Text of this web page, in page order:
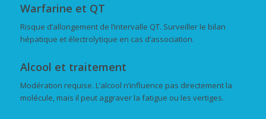
Warfarine et QT
Risque d’allongement de l’intervalle QT. Surveiller le bilan
hépatique et électrolytique en cas d’association.
Alcool et traitement
Modération requise. L’alcool n’influence pas directement la
molécule, mais il peut aggraver la fatigue ou les vertiges.